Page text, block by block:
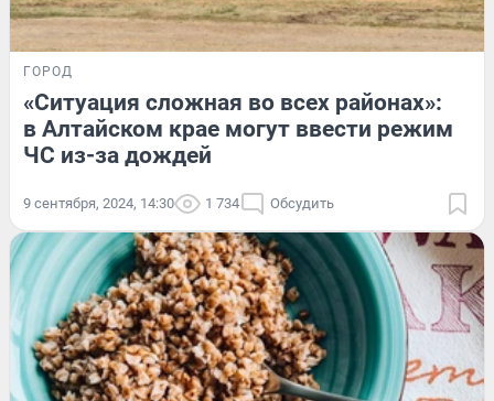
ГОРОД
«Ситуация сложная во всех районах»:
в Алтайском крае могут ввести режим
ЧС из-за дождей
9 сентября, 2024, 14:30 1 734 Обсудить